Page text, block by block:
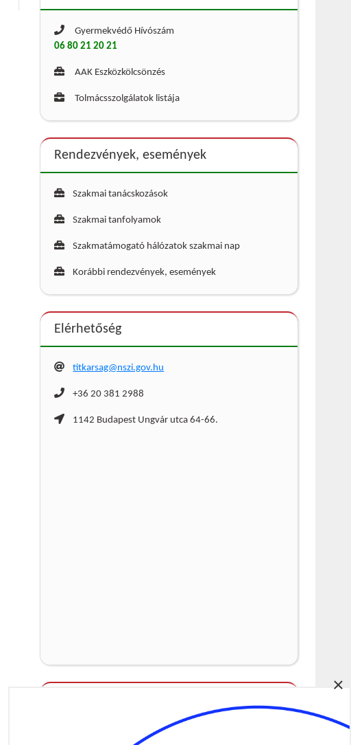
×
Gyermekvédő Hívószám
06 80 21 20 21
AAK Eszközkölcsönzés
Tolmácsszolgálatok listája
Rendezvények, események
Szakmai tanácskozások
Szakmai tanfolyamok
Szakmatámogató hálózatok szakmai nap
Korábbi rendezvények, események
Elérhetőség
titkarsag@nszi.gov.hu
+36 20 381 2988
1142 Budapest Ungvár utca 64-66.